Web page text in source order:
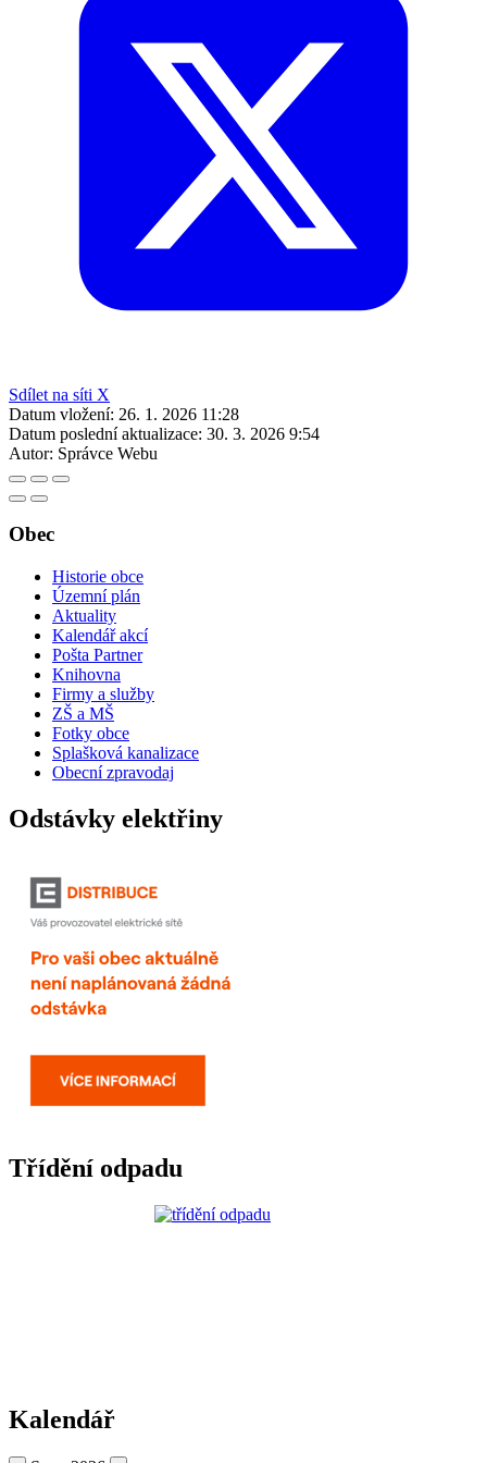
Sdílet na síti X
Datum vložení: 26. 1. 2026 11:28
Datum poslední aktualizace: 30. 3. 2026 9:54
Autor: Správce Webu
Obec
Historie obce
Územní plán
Aktuality
Kalendář akcí
Pošta Partner
Knihovna
Firmy a služby
ZŠ a MŠ
Fotky obce
Splašková kanalizace
Obecní zpravodaj
Odstávky elektřiny
Třídění odpadu
Kalendář